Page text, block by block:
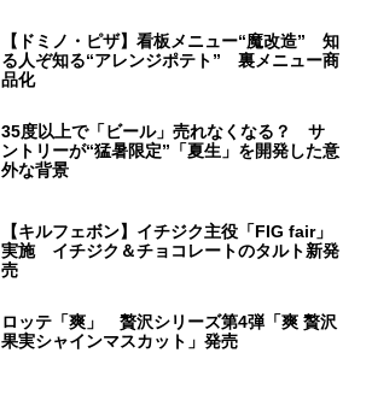
【ドミノ・ピザ】看板メニュー“魔改造” 知
る人ぞ知る“アレンジポテト” 裏メニュー商
品化
35度以上で「ビール」売れなくなる？ サ
ントリーが“猛暑限定”「夏生」を開発した意
外な背景
【キルフェボン】イチジク主役「FIG fair」
実施 イチジク＆チョコレートのタルト新発
売
ロッテ「爽」 贅沢シリーズ第4弾「爽 贅沢
果実シャインマスカット」発売